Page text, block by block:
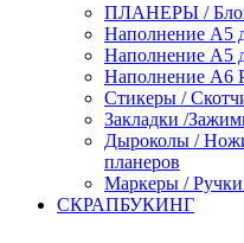
ПЛАНЕРЫ /
Наполнение А5
Наполнение А5
Наполнение А6
Стикеры /
Закладки /
Дыроколы /
планеров
Маркеры /
СКРАПБУКИНГ